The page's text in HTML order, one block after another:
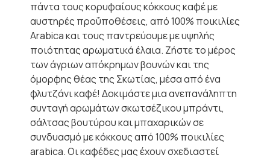
πάντα τους κορυφαίους κόκκους καφέ με
αυστηρές προΰποθέσεις, από 100% ποικιλίες
Arabica και τους παντρεύουμε με υψηλής
ποιότητας αρωματικά έλαια. Ζήστε το μέρος
των άγριων απόκρημων βουνών και της
όμορφης θέας της Σκωτίας, μέσα από ένα
φλυτζάνι καφέ! Δοκιμάστε μια ανεπανάληπτη
συνταγή αρωμάτων σκωτσέζικου μπράντι,
σάλτσας βουτύρου και μπαχαρικών σε
συνδυασμό με κόκκους από 100% ποικιλίες
arabica. Οι καφέδες μας έχουν σχεδιαστεί